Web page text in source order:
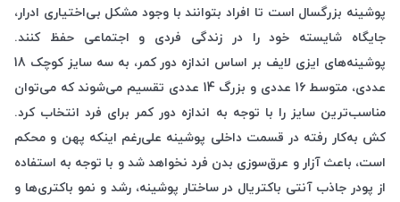
پوشینه‌ بزرگسال است تا افراد بتوانند با وجود مشکل بی‌اختیاری ادرار،
جایگاه شایسته‌ خود را در زندگی فردی و اجتماعی حفظ کنند.
پوشینه‌‌های ایزی لایف بر اساس اندازه‌ دور کمر، به سه سایز کوچک 18
عددی، متوسط 16 عددی و بزرگ 14 عددی تقسیم­ می‌شوند که می‌توان
مناسب‌ترین سایز را با توجه به اندازه دور کمر برای فرد انتخاب کرد.
کش به‌کار رفته در قسمت داخلی پوشینه علی‌رغم اینکه پهن و محکم
است، باعث آزار و عرق‌سوزی بدن فرد نخواهد شد و با توجه به استفاده
از پودر جاذب آنتی باکتریال در ساختار پوشینه، رشد و نمو باکتری‌‌ها و